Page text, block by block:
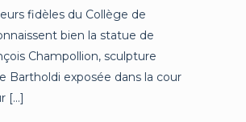
fidèles du Collège de
bien la statue de
Champollion, sculpture
Bartholdi exposée dans la cour
[...]